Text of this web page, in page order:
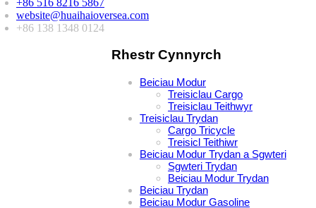
website@huaihaioversea.com
+86 138 1348 0124
Rhestr Cynnyrch
Beiciau Modur
Treisiclau Cargo
Treisiclau Teithwyr
Treisiclau Trydan
Cargo Tricycle
Treisicl Teithiwr
Beiciau Modur Trydan a Sgwteri
Sgwteri Trydan
Beiciau Modur Trydan
Beiciau Trydan
Beiciau Modur Gasoline